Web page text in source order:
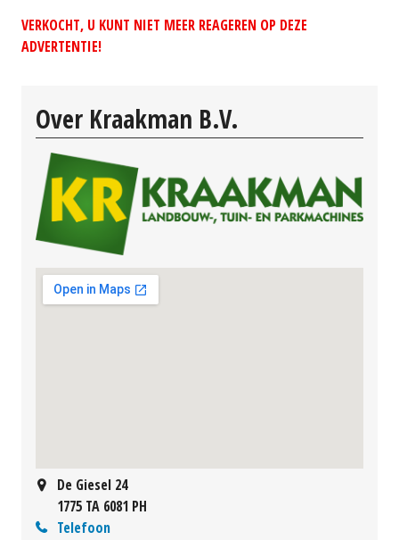
VERKOCHT, U KUNT NIET MEER REAGEREN OP DEZE
ADVERTENTIE!
Over Kraakman B.V.
De Giesel 24
1775 TA 6081 PH
Telefoon